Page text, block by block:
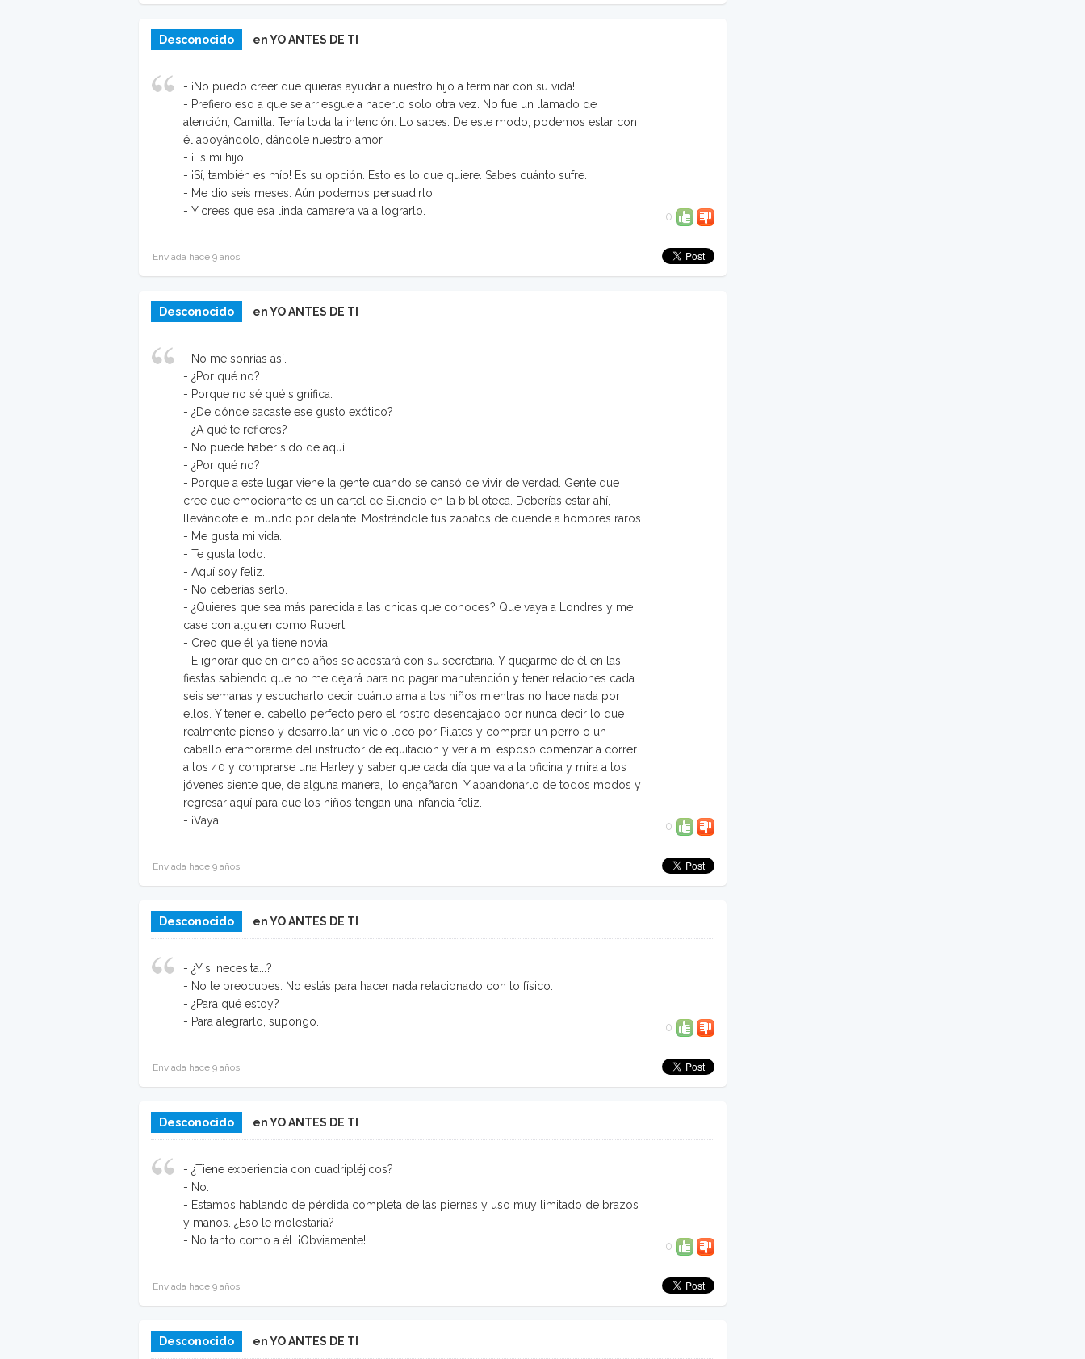
Desconocido en YO ANTES DE TI
- ¡No puedo creer que quieras ayudar a nuestro hijo a terminar con su vida!
- Prefiero eso a que se arriesgue a hacerlo solo otra vez. No fue un llamado de
atención, Camilla. Tenía toda la intención. Lo sabes. De este modo, podemos estar con
él apoyándolo, dándole nuestro amor.
- ¡Es mi hijo!
- ¡Sí, también es mío! Es su opción. Esto es lo que quiere. Sabes cuánto sufre.
- Me dio seis meses. Aún podemos persuadirlo.
- Y crees que esa linda camarera va a lograrlo.
0
Enviada hace 9 años
Desconocido en YO ANTES DE TI
- No me sonrías así.
- ¿Por qué no?
- Porque no sé qué significa.
- ¿De dónde sacaste ese gusto exótico?
- ¿A qué te refieres?
- No puede haber sido de aquí.
- ¿Por qué no?
- Porque a este lugar viene la gente cuando se cansó de vivir de verdad. Gente que
cree que emocionante es un cartel de Silencio en la biblioteca. Deberías estar ahí,
llevándote el mundo por delante. Mostrándole tus zapatos de duende a hombres raros.
- Me gusta mi vida.
- Te gusta todo.
- Aquí soy feliz.
- No deberías serlo.
- ¿Quieres que sea más parecida a las chicas que conoces? Que vaya a Londres y me
case con alguien como Rupert.
- Creo que él ya tiene novia.
- E ignorar que en cinco años se acostará con su secretaria. Y quejarme de él en las
fiestas sabiendo que no me dejará para no pagar manutención y tener relaciones cada
seis semanas y escucharlo decir cuánto ama a los niños mientras no hace nada por
ellos. Y tener el cabello perfecto pero el rostro desencajado por nunca decir lo que
realmente pienso y desarrollar un vicio loco por Pilates y comprar un perro o un
caballo enamorarme del instructor de equitación y ver a mi esposo comenzar a correr
a los 40 y comprarse una Harley y saber que cada día que va a la oficina y mira a los
jóvenes siente que, de alguna manera, ¡lo engañaron! Y abandonarlo de todos modos y
regresar aquí para que los niños tengan una infancia feliz.
- ¡Vaya!
0
Enviada hace 9 años
Desconocido en YO ANTES DE TI
- ¿Y si necesita...?
- No te preocupes. No estás para hacer nada relacionado con lo físico.
- ¿Para qué estoy?
- Para alegrarlo, supongo.
0
Enviada hace 9 años
Desconocido en YO ANTES DE TI
- ¿Tiene experiencia con cuadripléjicos?
- No.
- Estamos hablando de pérdida completa de las piernas y uso muy limitado de brazos
y manos. ¿Eso le molestaría?
- No tanto como a él. ¡Obviamente!
0
Enviada hace 9 años
Desconocido en YO ANTES DE TI